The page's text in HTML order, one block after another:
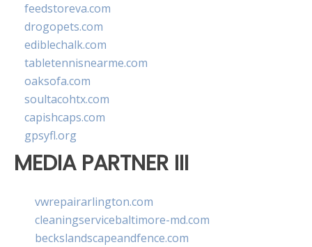
feedstoreva.com
drogopets.com
ediblechalk.com
tabletennisnearme.com
oaksofa.com
soultacohtx.com
capishcaps.com
gpsyfl.org
MEDIA PARTNER III
vwrepairarlington.com
cleaningservicebaltimore-md.com
beckslandscapeandfence.com